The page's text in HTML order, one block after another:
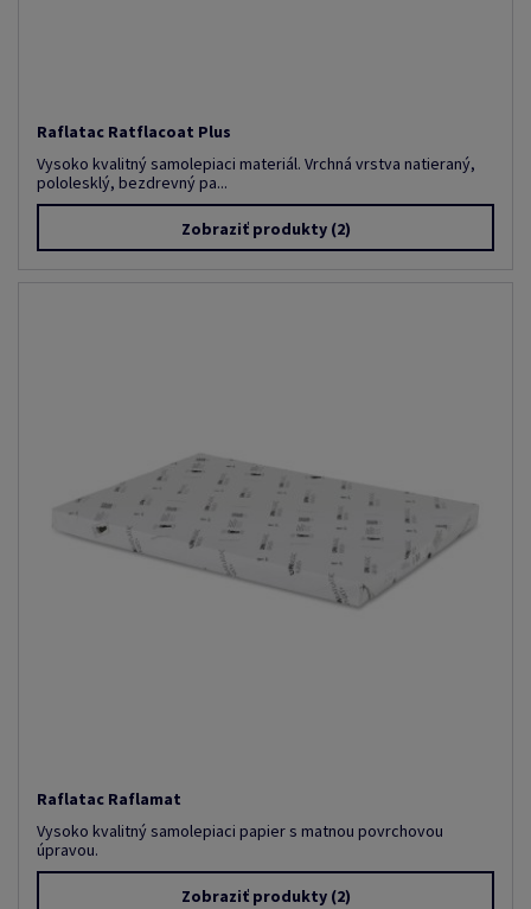
Raflatac Ratflacoat Plus
Vysoko kvalitný samolepiaci materiál. Vrchná vrstva natieraný,
pololesklý, bezdrevný pa...
Zobraziť produkty(2)
Raflatac Raflamat
Vysoko kvalitný samolepiaci papier s matnou povrchovou
úpravou.
Zobraziť produkty(2)